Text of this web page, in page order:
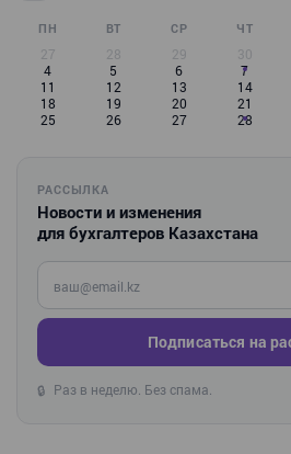
ПН ВТ СР ЧТ
27 28 29 30
4
5 6 7
11
12 13 14
18
19 20 21
25
26 27 28
РАССЫЛКА
Новости и изменения
для бухгалтеров Казахстана
Введите ваш e-mail
Подписаться на
🔒 Раз в неделю. Без спама.